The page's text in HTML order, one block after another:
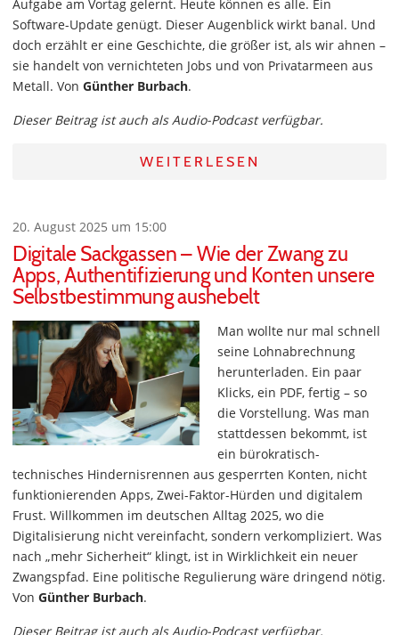
Aufgabe am Vortag gelernt. Heute können es alle. Ein
Software-Update genügt. Dieser Augenblick wirkt banal. Und
doch erzählt er eine Geschichte, die größer ist, als wir ahnen –
sie handelt von vernichteten Jobs und von Privatarmeen aus
Metall. Von Günther Burbach.
Dieser Beitrag ist auch als Audio-Podcast verfügbar.
WEITERLESEN
20. August 2025 um 15:00
Digitale Sackgassen – Wie der Zwang zu
Apps, Authentifizierung und Konten unsere
Selbstbestimmung aushebelt
Man wollte nur mal schnell
seine Lohnabrechnung
herunterladen. Ein paar
Klicks, ein PDF, fertig – so
die Vorstellung. Was man
stattdessen bekommt, ist
ein bürokratisch-
technisches Hindernisrennen aus gesperrten Konten, nicht
funktionierenden Apps, Zwei-Faktor-Hürden und digitalem
Frust. Willkommen im deutschen Alltag 2025, wo die
Digitalisierung nicht vereinfacht, sondern verkompliziert. Was
nach „mehr Sicherheit“ klingt, ist in Wirklichkeit ein neuer
Zwangspfad. Eine politische Regulierung wäre dringend nötig.
Von Günther Burbach.
Dieser Beitrag ist auch als Audio-Podcast verfügbar.